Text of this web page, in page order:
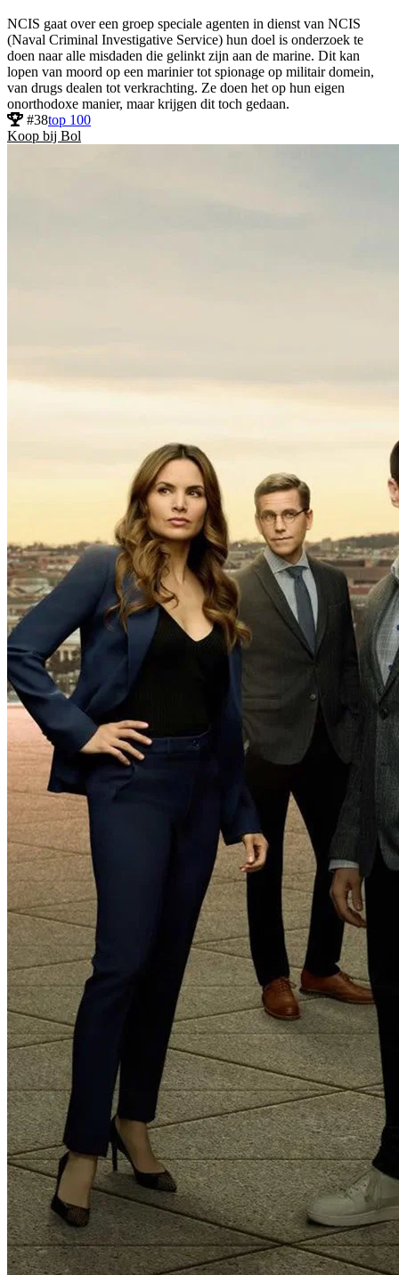
NCIS gaat over een groep speciale agenten in dienst van NCIS
(Naval Criminal Investigative Service) hun doel is onderzoek te
doen naar alle misdaden die gelinkt zijn aan de marine. Dit kan
lopen van moord op een marinier tot spionage op militair domein,
van drugs dealen tot verkrachting. Ze doen het op hun eigen
onorthodoxe manier, maar krijgen dit toch gedaan.
#38top 100
Koop bij Bol